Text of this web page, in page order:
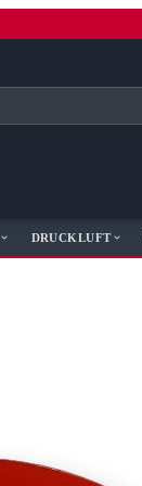
DRUCKLUFT